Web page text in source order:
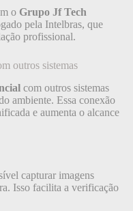
o Grupo Jf Tech
pela Intelbras, que
profissional.
outros sistemas
com outros sistemas
ambiente. Essa conexão
e aumenta o alcance
capturar imagens
Isso facilita a verificação